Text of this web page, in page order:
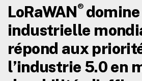
LoRaWAN®
industrielle
répond aux
l’industrie 5.0 en